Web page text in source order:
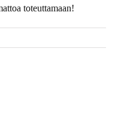
toteuttamaan!